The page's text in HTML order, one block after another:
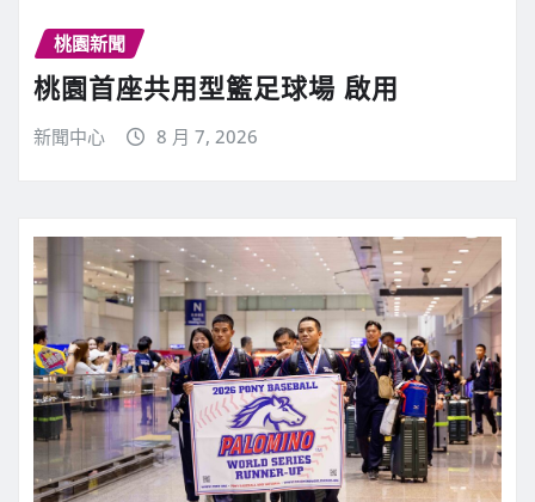
桃園新聞
桃園首座共用型籃足球場 啟用
新聞中心 8 月 7, 2026